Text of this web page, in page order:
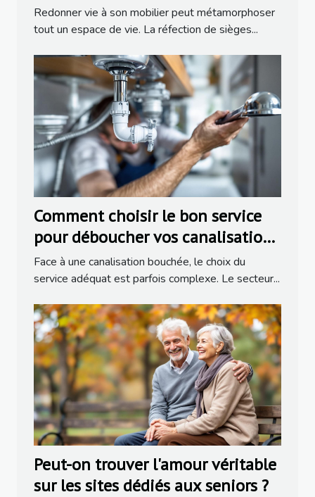
Redonner vie à son mobilier peut métamorphoser
tout un espace de vie. La réfection de sièges...
Comment choisir le bon service
pour déboucher vos canalisations
?
Face à une canalisation bouchée, le choix du
service adéquat est parfois complexe. Le secteur...
Peut-on trouver l'amour véritable
sur les sites dédiés aux seniors ?